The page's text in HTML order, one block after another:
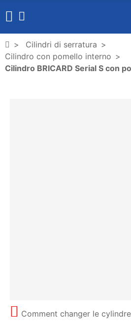
Cilindri di serratura
Cilindro con pomello interno
Cilindro BRICARD Serial S con
Comment changer le